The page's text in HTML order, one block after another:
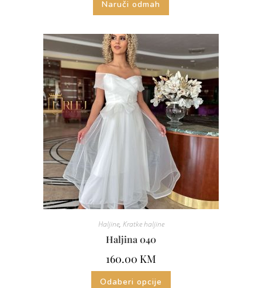
Naruči odmah
Haljine, Kratke haljine
Haljina 040
160.00 KM
Odaberi opcije